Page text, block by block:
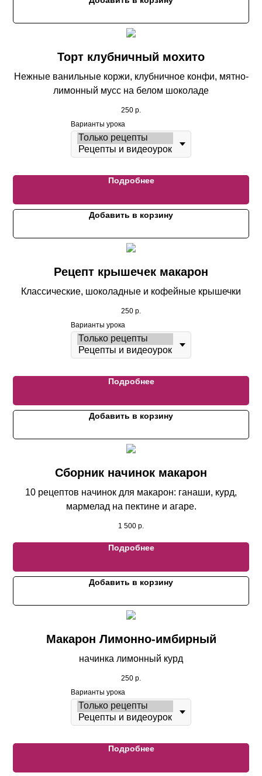
Торт клубничный мохито
Нежные ванильные коржи, клубничное конфи, мятно-
лимонный мусс на белом шоколаде
250 р.
Варианты урока
Подробнее
Добавить в корзину
Рецепт крышечек макарон
Классические, шоколадные и кофейные крышечки
250 р.
Варианты урока
Подробнее
Добавить в корзину
Сборник начинок макарон
10 рецептов начинок для макарон: ганаши, курд,
мармелад на пектине и агаре.
1 500 р.
Подробнее
Добавить в корзину
Макарон Лимонно-имбирный
начинка лимонный курд
250 р.
Варианты урока
Подробнее